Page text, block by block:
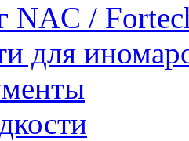
NAC /
для